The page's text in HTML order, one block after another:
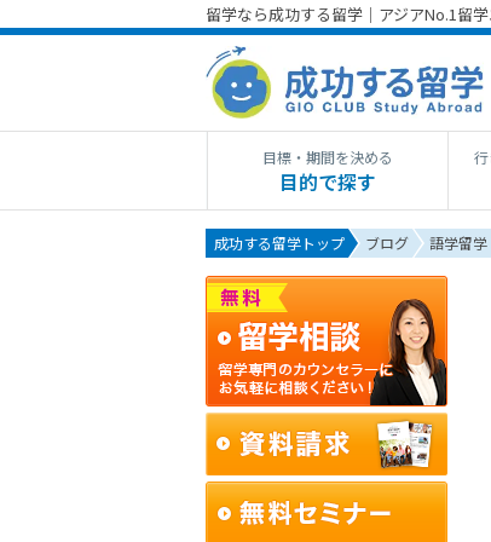
留学なら成功する留学｜アジアNo.1留
目標・期間を決める
目的で探す
成功する留学トップ ブログ 語学留学